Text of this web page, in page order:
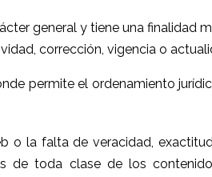
general y tiene una finalidad
corrección, vigencia o
permite el ordenamiento
o la falta de veracidad,
toda clase de los